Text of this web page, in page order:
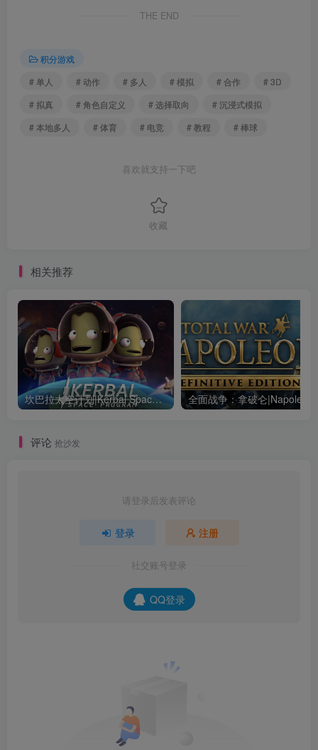
THE END
积分游戏
# 单人
# 动作 # 多人 # 模拟 # 合作
# 3D
# 拟真
# 角色自定义 # 选择取向
# 沉浸式模拟
# 本地多人
# 体育 # 电竞 # 教程 # 棒球
喜欢就支持一下吧
收藏
相关推荐
坎巴拉太空计划|Kerbal Space Program|1.12.5.3190|整合全DLC
评论 抢沙发
请登录后发表评论
登录 注册
社交账号登录
QQ登录